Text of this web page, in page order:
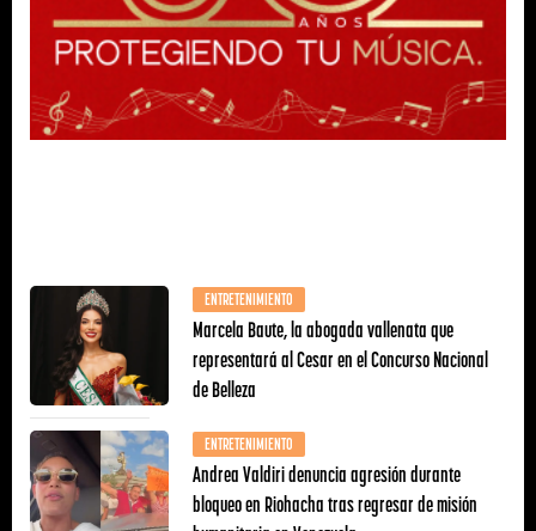
ENTRETENIMIENTO
Marcela Baute, la abogada vallenata que
representará al Cesar en el Concurso Nacional
de Belleza
ENTRETENIMIENTO
Andrea Valdiri denuncia agresión durante
bloqueo en Riohacha tras regresar de misión